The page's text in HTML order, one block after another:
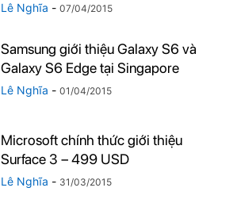
Lê Nghĩa - 07/04/2015
Samsung giới thiệu Galaxy S6 và
Galaxy S6 Edge tại Singapore
Lê Nghĩa - 01/04/2015
Microsoft chính thức giới thiệu
Surface 3 – 499 USD
Lê Nghĩa - 31/03/2015